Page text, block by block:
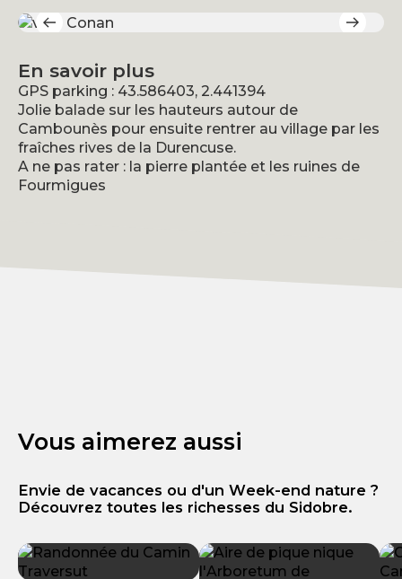
En savoir plus
GPS parking : 43.586403, 2.441394
Jolie balade sur les hauteurs autour de
Cambounès pour ensuite rentrer au village par les
fraîches rives de la Durencuse.
A ne pas rater : la pierre plantée et les ruines de
Fourmigues
Vous aimerez aussi
Envie de vacances ou d'un Week-end nature ?
Découvrez toutes les richesses du Sidobre.